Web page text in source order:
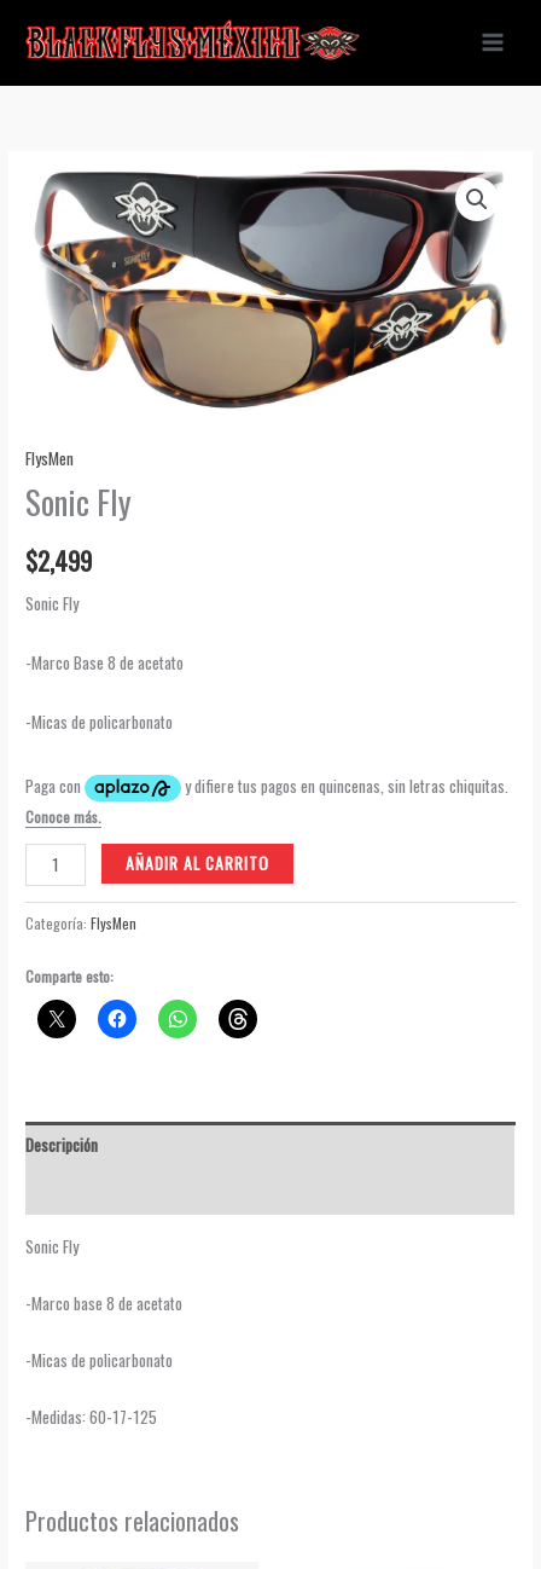
FlysMen
Sonic Fly
$2,499
Sonic Fly
-Marco Base 8 de acetato
-Micas de policarbonato
Sonic
Fly
cantidad
AÑADIR AL CARRITO
Categoría:FlysMen
Comparte esto:
Descripción
Sonic Fly
-Marco base 8 de acetato
-Micas de policarbonato
-Medidas: 60-17-125
Productos relacionados